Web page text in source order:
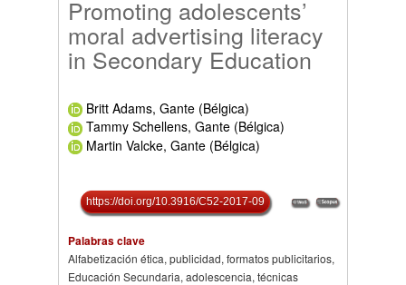
Promoting adolescents’
moral advertising literacy
in Secondary Education
Britt Adams, Gante (Bélgica)
Tammy Schellens, Gante (Bélgica)
Martin Valcke, Gante (Bélgica)
https://doi.org/10.3916/C52-2017-09
Palabras clave
Alfabetización ética, publicidad, formatos publicitarios,
Educación Secundaria, adolescencia, técnicas